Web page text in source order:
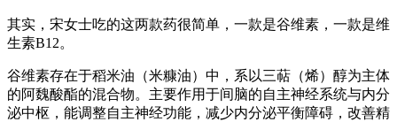
其实，宋女士吃的这两款药很简单，一款是谷维素，一款是维
生素B12。
谷维素存在于稻米油（米糠油）中，系以三萜（烯）醇为主体
的阿魏酸酯的混合物。主要作用于间脑的自主神经系统与内分
泌中枢，能调整自主神经功能，减少内分泌平衡障碍，改善精